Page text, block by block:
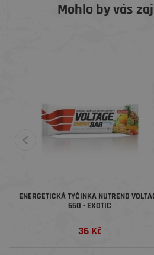
Mohlo by vás
ENERGETICKÁ TYČINKA NUTREND VOLTAGE
65G - EXOTIC
36 Kč